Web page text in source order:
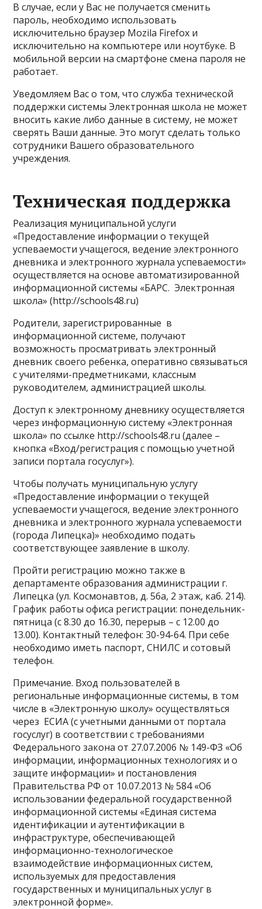
В случае, если у Вас не получается сменить
пароль, необходимо использовать
исключительно браузер Mozila Firefox и
исключительно на компьютере или ноутбуке. В
мобильной версии на смартфоне смена пароля не
работает.
Уведомляем Вас о том, что служба технической
поддержки системы Электронная школа не может
вносить какие либо данные в систему, не может
сверять Ваши данные. Это могут сделать только
сотрудники Вашего образовательного
учреждения.
Техническая поддержка
Реализация муниципальной услуги
«Предоставление информации о текущей
успеваемости учащегося, ведение электронного
дневника и электронного журнала успеваемости»
осуществляется на основе автоматизированной
информационной системы «БАРС. Электронная
школа» (http://schools48.ru)
Родители, зарегистрированные в
информационной системе, получают
возможность просматривать электронный
дневник своего ребенка, оперативно связываться
с учителями-предметниками, классным
руководителем, администрацией школы.
Доступ к электронному дневнику осуществляется
через информационную систему «Электронная
школа» по ссылке http://schools48.ru (далее –
кнопка «Вход/регистрация с помощью учетной
записи портала госуслуг»).
Чтобы получать муниципальную услугу
«Предоставление информации о текущей
успеваемости учащегося, ведение электронного
дневника и электронного журнала успеваемости
(города Липецка)» необходимо подать
соответствующее заявление в школу.
Пройти регистрацию можно также в
департаменте образования администрации г.
Липецка (ул. Космонавтов, д. 56а, 2 этаж, каб. 214).
График работы офиса регистрации: понедельник-
пятница (с 8.30 до 16.30, перерыв – с 12.00 до
13.00). Контактный телефон: 30-94-64. При себе
необходимо иметь паспорт, СНИЛС и сотовый
телефон.
Примечание. Вход пользователей в
региональные информационные системы, в том
числе в «Электронную школу» осуществляться
через ЕСИА (с учетными данными от портала
госуслуг) в соответствии с требованиями
Федерального закона от 27.07.2006 № 149-ФЗ «Об
информации, информационных технологиях и о
защите информации» и постановления
Правительства РФ от 10.07.2013 № 584 «Об
использовании федеральной государственной
информационной системы «Единая система
идентификации и аутентификации в
инфраструктуре, обеспечивающей
информационно-технологическое
взаимодействие информационных систем,
используемых для предоставления
государственных и муниципальных услуг в
электронной форме».